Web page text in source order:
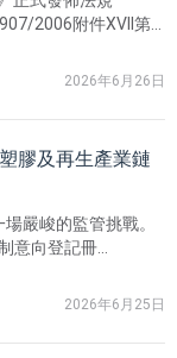
2006附件XVII第
款的適用範圍。
2026年6月26日
膠及再生產業鏈
嚴峻的監管挑戰。
意向登記冊
多種具有環境內分泌
限制。相應的Annex
正式提交。
2026年6月25日